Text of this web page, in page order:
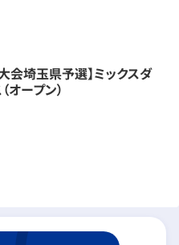
会埼玉県予選】ミックスダ
オープン）